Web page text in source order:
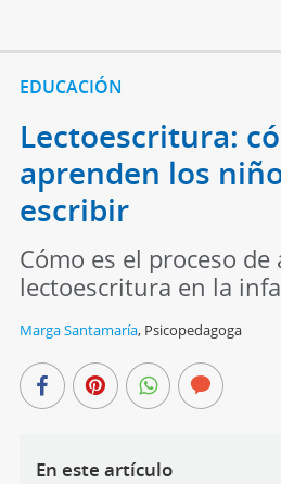
EDUCACIÓN
Lectoescritura:
aprenden los
escribir
Cómo es el proceso
lectoescritura en la
Marga Santamaría, Psicopedagoga
En este artículo